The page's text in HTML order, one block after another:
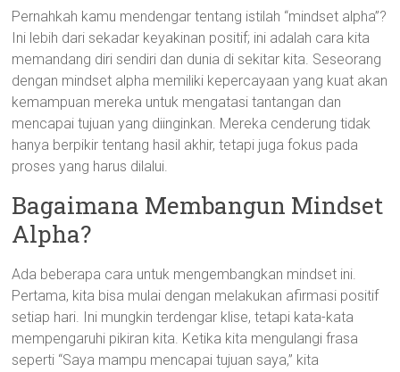
Pernahkah kamu mendengar tentang istilah “mindset alpha”?
Ini lebih dari sekadar keyakinan positif; ini adalah cara kita
memandang diri sendiri dan dunia di sekitar kita. Seseorang
dengan mindset alpha memiliki kepercayaan yang kuat akan
kemampuan mereka untuk mengatasi tantangan dan
mencapai tujuan yang diinginkan. Mereka cenderung tidak
hanya berpikir tentang hasil akhir, tetapi juga fokus pada
proses yang harus dilalui.
Bagaimana Membangun Mindset
Alpha?
Ada beberapa cara untuk mengembangkan mindset ini.
Pertama, kita bisa mulai dengan melakukan afirmasi positif
setiap hari. Ini mungkin terdengar klise, tetapi kata-kata
mempengaruhi pikiran kita. Ketika kita mengulangi frasa
seperti “Saya mampu mencapai tujuan saya,” kita